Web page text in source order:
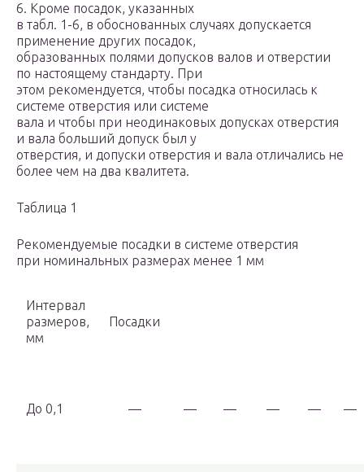
6. Кроме посадок, указанных
в табл. 1-6, в обоснованных случаях допускается
применение других посадок,
образованных полями допусков валов и отверстии
по настоящему стандарту. При
этом рекомендуется, чтобы посадка относилась к
системе отверстия или системе
вала и чтобы при неодинаковых допусках отверстия
и вала больший допуск был у
отверстия, и допуски отверстия и вала отличались не
более чем на два квалитета.
Таблица 1
Рекомендуемые посадки в системе отверстия
при номинальных размерах менее 1 мм
Интервал
размеров,
мм
Посадки
До 0,1 — — — — — —